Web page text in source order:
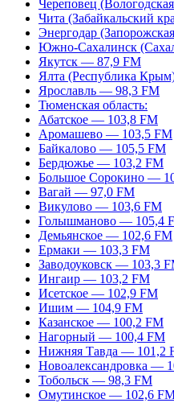
Череповец
Чита (Забайкальский
Энергодар
Южно-Сахалинск
Якутск — 87,9 FM
Ялта (Республика
Ярославль — 98,3 FM
Тюменская область:
Абатское — 103,8 FM
Аромашево — 103,5 FM
Байкалово — 105,5 FM
Бердюжье — 103,2 FM
Большое Сорокино —
Вагай — 97,0 FM
Викулово — 103,6 FM
Голышманово — 105,4
Демьянское — 102,6 FM
Ермаки — 103,3 FM
Заводоуковск — 103,3
Ингаир — 103,2 FM
Исетское — 102,9 FM
Ишим — 104,9 FM
Казанское — 100,2 FM
Нагорный — 100,4 FM
Нижняя Тавда — 101,2
Новоалександровка —
Тобольск — 98,3 FM
Омутинское — 102,6